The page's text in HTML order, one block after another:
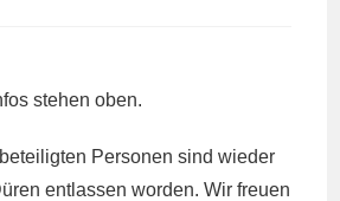
stehen oben.
Personen sind wieder
entlassen worden. Wir freuen